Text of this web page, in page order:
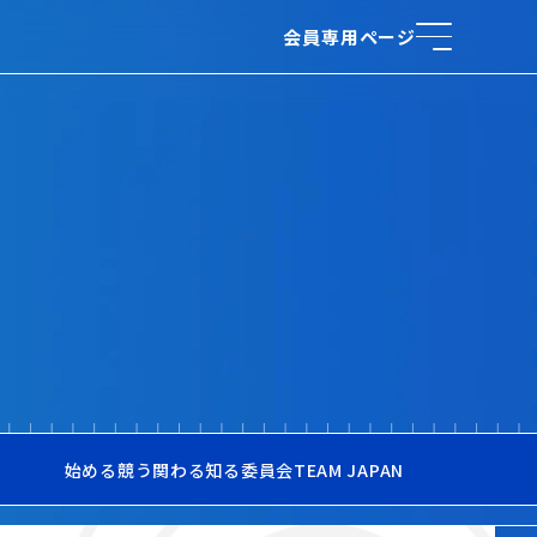
会員専用ページ
始める競う関わる知る委員会TEAM JAPAN